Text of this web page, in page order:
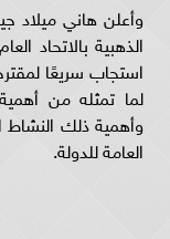
وأعلن هاني ميلاد
الذهبية بالاتحاد
استجاب سريعًا
لما تمثله من
وأهمية ذلك النشاط
العامة للدولة.